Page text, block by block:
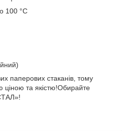
100 °C
паперових стаканів, тому
та якістю!Обирайте